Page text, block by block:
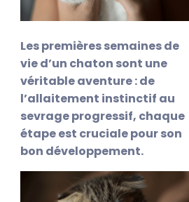
Les premières semaines de
vie d’un chaton sont une
véritable aventure : de
l’allaitement instinctif au
sevrage progressif, chaque
étape est cruciale pour son
bon développement.